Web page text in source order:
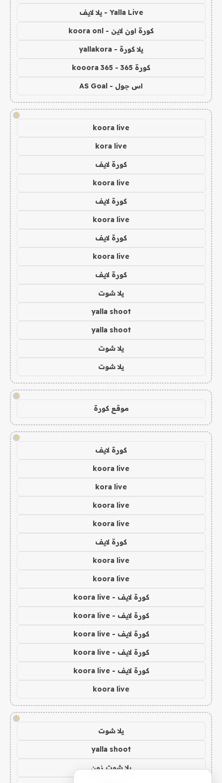
Yalla Live - يلا لايف
كورة اون لاين - koora onl
يلا كورة - yallakora
كورة 365 - kooora 365
اس جول - AS Goal
!
koora live
kora live
كورة لايف
koora live
كورة لايف
koora live
كورة لايف
koora live
كورة لايف
يلا شوت
yalla shoot
yalla shoot
يلا شوت
يلا شوت
!
موقع كورة
!
كورة لايف
koora live
kora live
koora live
koora live
كورة لايف
koora live
koora live
كورة لايف - koora live
كورة لايف - koora live
كورة لايف - koora live
كورة لايف - koora live
كورة لايف - koora live
koora live
!
يلا شوت
yalla shoot
يلا شوت زون